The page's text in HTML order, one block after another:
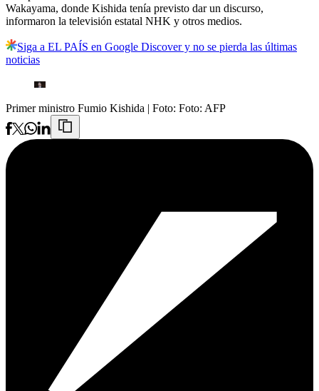
Wakayama, donde Kishida tenía previsto dar un discurso,
informaron la televisión estatal NHK y otros medios.
Siga a EL PAÍS en Google Discover y no se pierda las últimas
noticias
Primer ministro Fumio Kishida | Foto: Foto: AFP